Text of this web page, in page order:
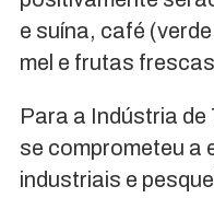
e suína, café
mel e frutas
Para a Indústria
se comprometeu a
industriais e